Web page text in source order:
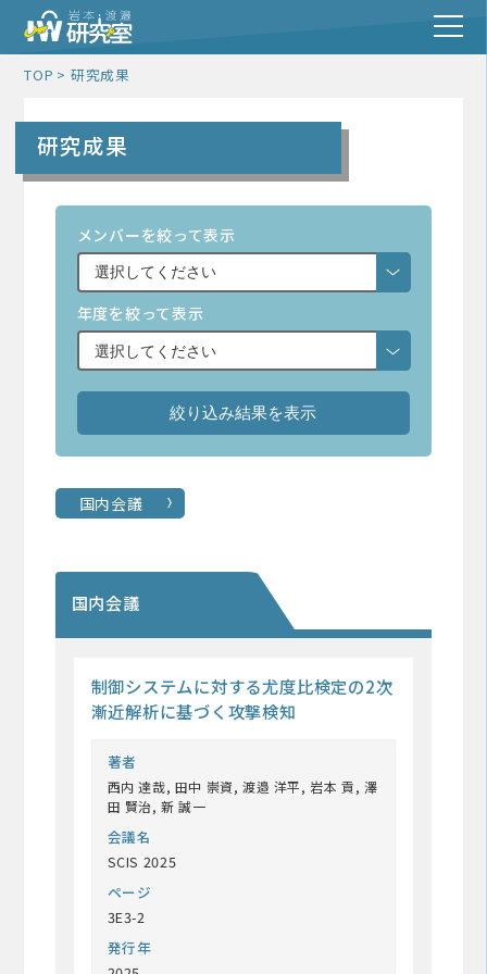
TOP 研究成果
研究成果
メンバーを絞って表示
年度を絞って表示
国内会議
国内会議
制御システムに対する尤度比検定の2次
漸近解析に基づく攻撃検知
著者
西内 達哉, 田中 崇資, 渡邉 洋平, 岩本 貢, 澤
田 賢治, 新 誠一
会議名
SCIS 2025
ページ
3E3-2
発行年